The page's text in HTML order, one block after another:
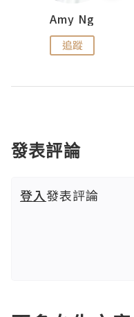
Amy Ng
追蹤
發表評論
登入發表評論